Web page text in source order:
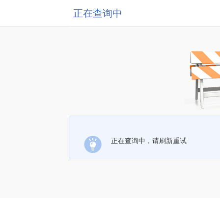
正在查询中
正在查询中，请刷新重试